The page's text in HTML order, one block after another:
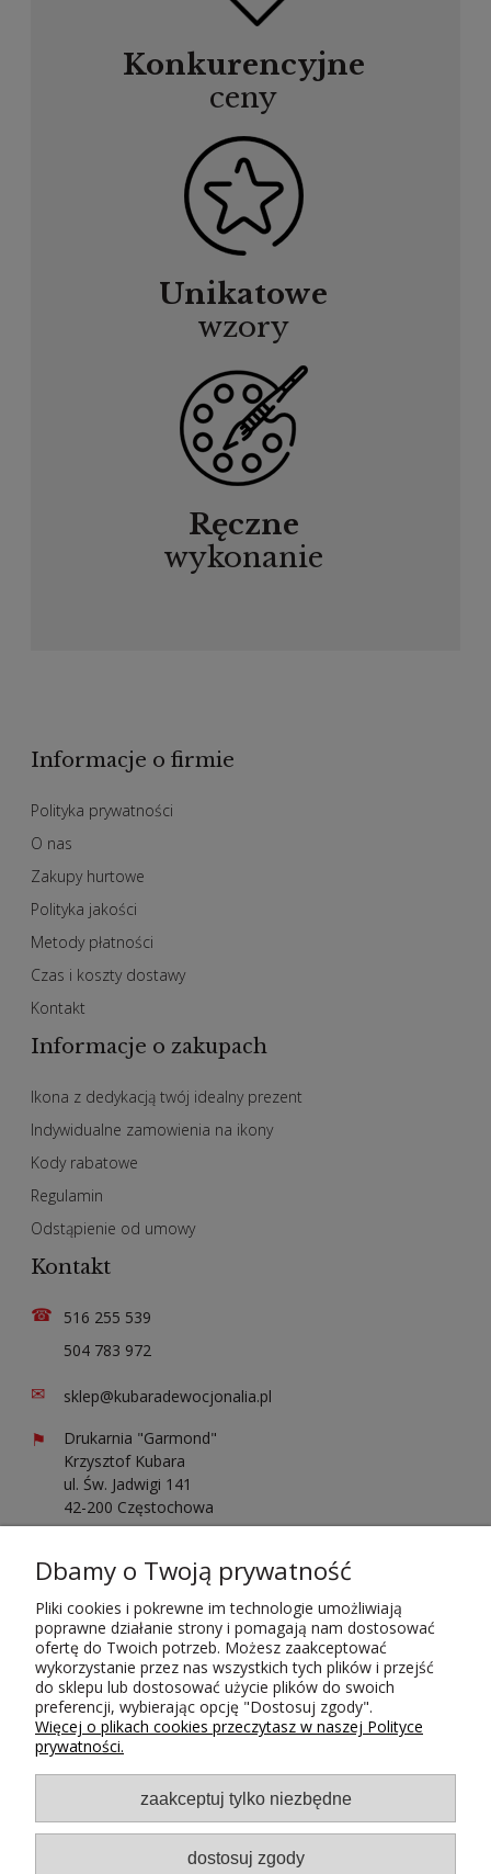
Konkurencyjne
ceny
Unikatowe
wzory
Ręczne
wykonanie
Informacje o firmie
Polityka prywatności
O nas
Zakupy hurtowe
Polityka jakości
Metody płatności
Czas i koszty dostawy
Kontakt
Informacje o zakupach
Ikona z dedykacją twój idealny prezent
Indywidualne zamowienia na ikony
Kody rabatowe
Regulamin
Odstąpienie od umowy
Kontakt
☎
516 255 539
504 783 972
✉ sklep@kubaradewocjonalia.pl
⚑
Drukarnia "Garmond"
Krzysztof Kubara
ul. Św. Jadwigi 141
42-200 Częstochowa
Płatności i dostawa
Dbamy o Twoją prywatność
Pliki cookies i pokrewne im technologie umożliwiają
poprawne działanie strony i pomagają nam dostosować
ofertę do Twoich potrzeb. Możesz zaakceptować
wykorzystanie przez nas wszystkich tych plików i przejść
do sklepu lub dostosować użycie plików do swoich
preferencji, wybierając opcję "Dostosuj zgody".
Więcej o plikach cookies przeczytasz w naszej Polityce
prywatności.
zaakceptuj tylko niezbędne
dostosuj zgody